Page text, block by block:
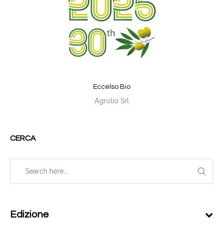
Eccelso Bio
Agrolio Srl
CERCA
Edizione